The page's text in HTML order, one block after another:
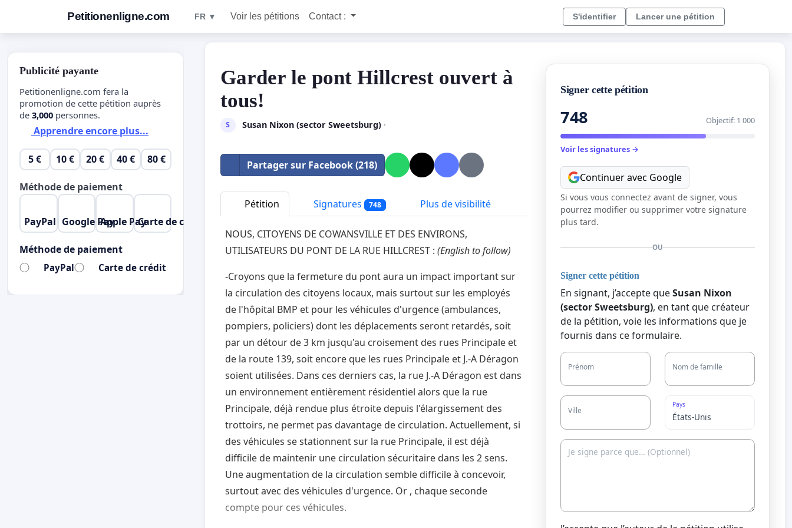
Petitionenligne.com FR ▼ Voir les pétitions Contact : S'identifier Lancer une pétition
Garder le pont Hillcrest ouvert à
tous!
S Susan Nixon (sector Sweetsburg)·
Partager sur Facebook (218)
Pétition Signatures 748 Plus de visibilité
NOUS, CITOYENS DE COWANSVILLE ET DES ENVIRONS,
UTILISATEURS DU PONT DE LA RUE HILLCREST : (English to follow)
-Croyons que la fermeture du pont aura un impact important sur
la circulation des citoyens locaux, mais surtout sur les employés
de l'hôpital BMP et pour les véhicules d'urgence (ambulances,
pompiers, policiers) dont les déplacements seront retardés, soit
par un détour de 3 km jusqu'au croisement des rues Principale et
de la route 139, soit encore que les rues Principale et J.-A Déragon
soient utilisées. Dans ces derniers cas, la rue J.-A Déragon est dans
un environnement entièrement résidentiel alors que la rue
Principale, déjà rendue plus étroite depuis l'élargissement des
trottoirs, ne permet pas davantage de circulation. Actuellement, si
des véhicules se stationnent sur la rue Principale, il est déjà
difficile de maintenir une circulation sécuritaire dans les 2 sens.
Une augmentation de la circulation semble difficile à concevoir,
surtout avec des véhicules d'urgence. Or , chaque seconde
compte pour ces véhicules.
Signer cette pétition
748 Objectif: 1 000
Voir les signatures →
Continuer avec Google
Si vous vous connectez avant de signer, vous
pourrez modifier ou supprimer votre signature
plus tard.
OU
Signer cette pétition
En signant, j’accepte queSusan Nixon
(sector Sweetsburg), en tant que créateur
de la pétition, voie les informations que je
fournis dans ce formulaire.
Prénom Nom de famille
Ville
Pays
Publicité payante
Petitionenligne.com fera la
promotion de cette pétition auprès
de 3,000 personnes.
Apprendre encore plus...
5 € 10 € 20 € 40 € 80 €
Méthode de paiement
PayPal Google PayApple PayCarte de crédit
Méthode de paiement
PayPal Carte de crédit